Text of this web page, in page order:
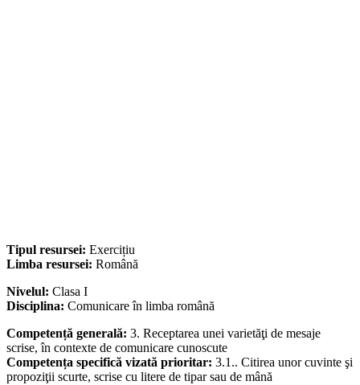
Tipul resursei: Exercițiu
Limba resursei: Română
Nivelul: Clasa I
Disciplina: Comunicare în limba română
Competență generală: 3. Receptarea unei varietăţi de mesaje
scrise, în contexte de comunicare cunoscute
Competența specifică vizată prioritar: 3.1.. Citirea unor cuvinte şi
propoziţii scurte, scrise cu litere de tipar sau de mână